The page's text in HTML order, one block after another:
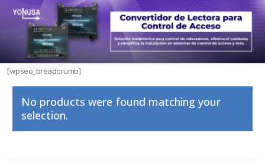
[wpseo_breadcrumb]
No products were found matching your
selection.